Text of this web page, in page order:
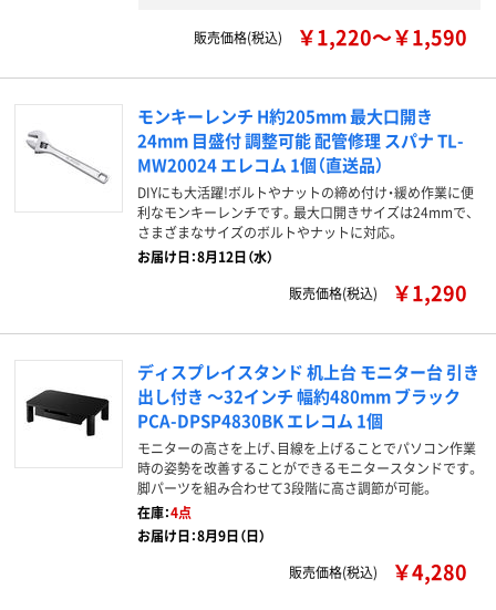
販売価格(税込) ￥1,220～￥1,590
モンキーレンチ H約205mm 最大口開き
24mm 目盛付 調整可能 配管修理 スパナ TL-
MW20024 エレコム 1個（直送品）
DIYにも大活躍!ボルトやナットの締め付け・緩め作業に便
利なモンキーレンチです。最大口開きサイズは24mmで、
さまざまなサイズのボルトやナットに対応。
お届け日：8月12日（水）
販売価格(税込)
￥1,290
ディスプレイスタンド 机上台 モニター台 引き
出し付き ～32インチ 幅約480mm ブラック
PCA-DPSP4830BK エレコム 1個
モニターの高さを上げ、目線を上げることでパソコン作業
時の姿勢を改善することができるモニタースタンドです。
脚パーツを組み合わせて3段階に高さ調節が可能。
在庫：4点
お届け日：8月9日（日）
販売価格(税込)
￥4,280